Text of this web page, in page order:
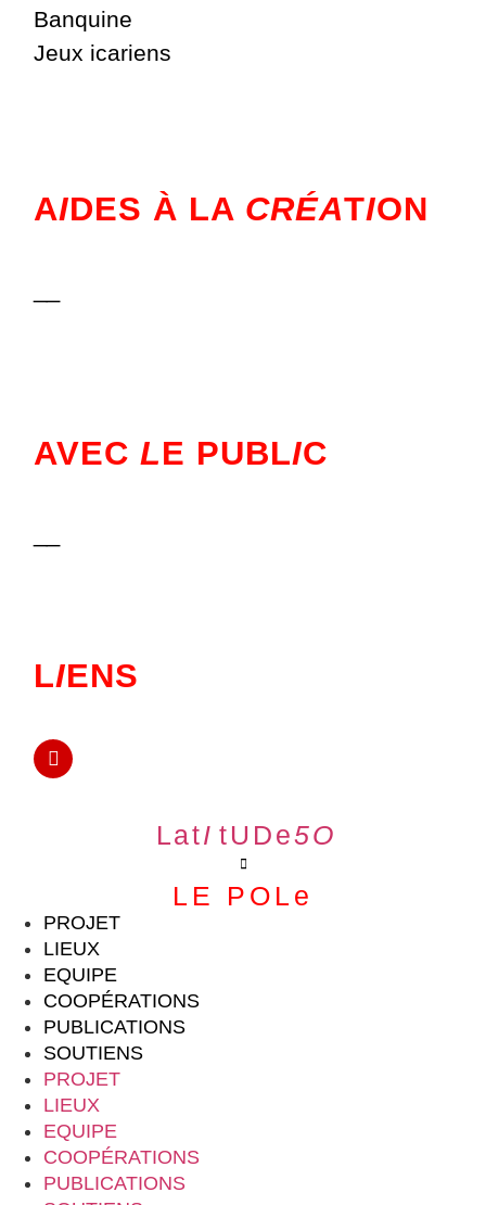
Banquine
Jeux icariens
AIDES À LA CRÉATION
AVECLE PUBLIC
LIENS
L a tI. t U D e5 O
LE POLe
PROJET
LIEUX
EQUIPE
COOPÉRATIONS
PUBLICATIONS
SOUTIENS
PROJET
LIEUX
EQUIPE
COOPÉRATIONS
PUBLICATIONS